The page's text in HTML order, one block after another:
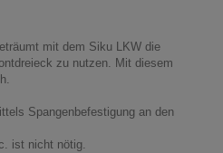
mit dem Siku LKW die
zu nutzen. Mit diesem
Spangenbefestigung an den
ist nicht nötig.